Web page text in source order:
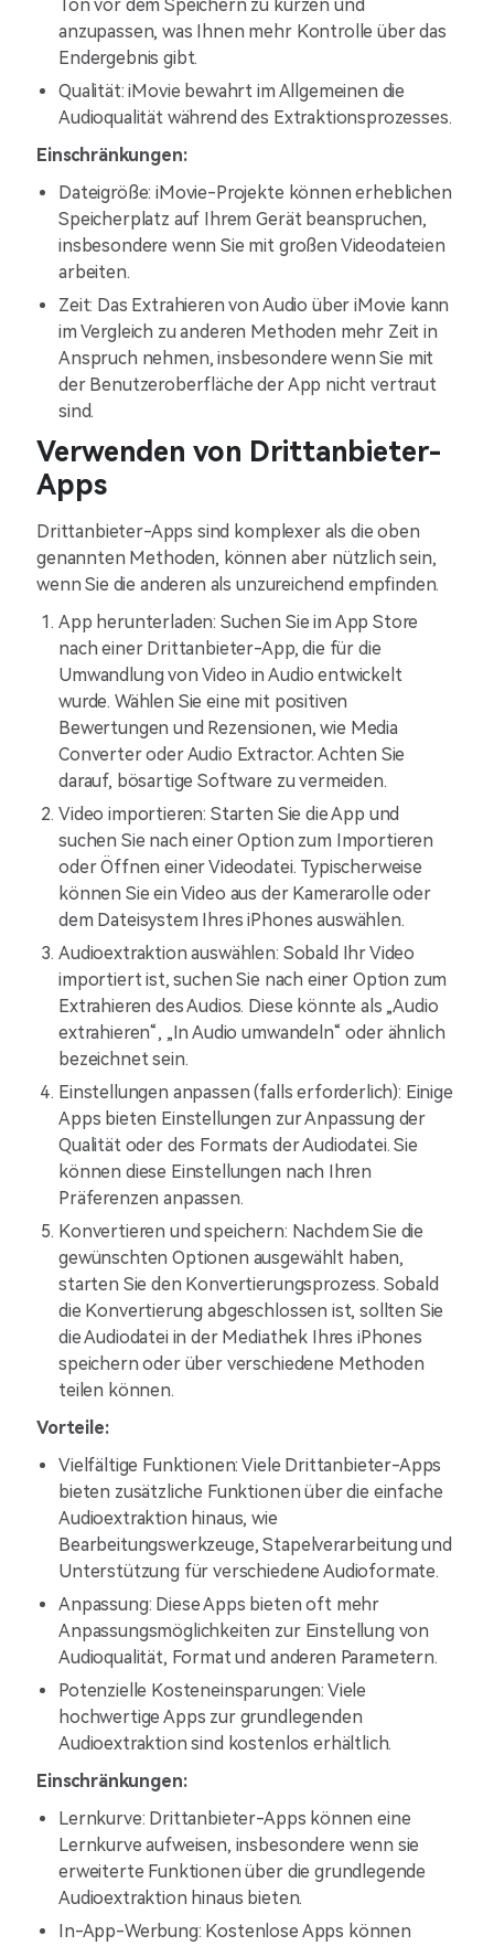
Ton vor dem Speichern zu kürzen und
anzupassen, was Ihnen mehr Kontrolle über das
Endergebnis gibt.
Qualität: iMovie bewahrt im Allgemeinen die
Audioqualität während des Extraktionsprozesses.
Einschränkungen:
Dateigröße: iMovie-Projekte können erheblichen
Speicherplatz auf Ihrem Gerät beanspruchen,
insbesondere wenn Sie mit großen Videodateien
arbeiten.
Zeit: Das Extrahieren von Audio über iMovie kann
im Vergleich zu anderen Methoden mehr Zeit in
Anspruch nehmen, insbesondere wenn Sie mit
der Benutzeroberfläche der App nicht vertraut
sind.
Verwenden von Drittanbieter-
Apps
Drittanbieter-Apps sind komplexer als die oben
genannten Methoden, können aber nützlich sein,
wenn Sie die anderen als unzureichend empfinden.
App herunterladen: Suchen Sie im App Store
nach einer Drittanbieter-App, die für die
Umwandlung von Video in Audio entwickelt
wurde. Wählen Sie eine mit positiven
Bewertungen und Rezensionen, wie Media
Converter oder Audio Extractor. Achten Sie
darauf, bösartige Software zu vermeiden.
Video importieren: Starten Sie die App und
suchen Sie nach einer Option zum Importieren
oder Öffnen einer Videodatei. Typischerweise
können Sie ein Video aus der Kamerarolle oder
dem Dateisystem Ihres iPhones auswählen.
Audioextraktion auswählen: Sobald Ihr Video
importiert ist, suchen Sie nach einer Option zum
Extrahieren des Audios. Diese könnte als „Audio
extrahieren“, „In Audio umwandeln“ oder ähnlich
bezeichnet sein.
Einstellungen anpassen (falls erforderlich): Einige
Apps bieten Einstellungen zur Anpassung der
Qualität oder des Formats der Audiodatei. Sie
können diese Einstellungen nach Ihren
Präferenzen anpassen.
Konvertieren und speichern: Nachdem Sie die
gewünschten Optionen ausgewählt haben,
starten Sie den Konvertierungsprozess. Sobald
die Konvertierung abgeschlossen ist, sollten Sie
die Audiodatei in der Mediathek Ihres iPhones
speichern oder über verschiedene Methoden
teilen können.
Vorteile:
Vielfältige Funktionen: Viele Drittanbieter-Apps
bieten zusätzliche Funktionen über die einfache
Audioextraktion hinaus, wie
Bearbeitungswerkzeuge, Stapelverarbeitung und
Unterstützung für verschiedene Audioformate.
Anpassung: Diese Apps bieten oft mehr
Anpassungsmöglichkeiten zur Einstellung von
Audioqualität, Format und anderen Parametern.
Potenzielle Kosteneinsparungen: Viele
hochwertige Apps zur grundlegenden
Audioextraktion sind kostenlos erhältlich.
Einschränkungen:
Lernkurve: Drittanbieter-Apps können eine
Lernkurve aufweisen, insbesondere wenn sie
erweiterte Funktionen über die grundlegende
Audioextraktion hinaus bieten.
In-App-Werbung: Kostenlose Apps können